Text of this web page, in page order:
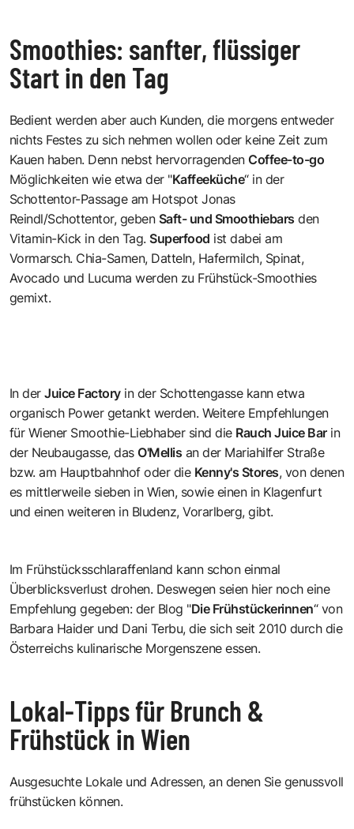
Smoothies: sanfter, flüssiger
Start in den Tag
Bedient werden aber auch Kunden, die morgens entweder
nichts Festes zu sich nehmen wollen oder keine Zeit zum
Kauen haben. Denn nebst hervorragendenCoffee-to-go
Möglichkeiten wie etwa der "Kaffeeküche“ in der
Schottentor-Passage am Hotspot Jonas
Reindl/Schottentor, geben Saft- und Smoothiebars den
Vitamin-Kick in den Tag.Superfood ist dabei am
Vormarsch. Chia-Samen, Datteln, Hafermilch, Spinat,
Avocado und Lucuma werden zu Frühstück-Smoothies
gemixt.
In derJuice Factory in der Schottengasse kann etwa
organisch Power getankt werden. Weitere Empfehlungen
für Wiener Smoothie-Liebhaber sind die Rauch Juice Bar in
der Neubaugasse, dasO'Mellis an der Mariahilfer Straße
bzw. am Hauptbahnhof oder die Kenny's Stores, von denen
es mittlerweile sieben in Wien, sowie einen in Klagenfurt
und einen weiteren in Bludenz, Vorarlberg, gibt.
Im Frühstücksschlaraffenland kann schon einmal
Überblicksverlust drohen. Deswegen seien hier noch eine
Empfehlung gegeben: der Blog "Die Frühstückerinnen“ von
Barbara Haider und Dani Terbu, die sich seit 2010 durch die
Österreichs kulinarische Morgenszene essen.
Lokal-Tipps für Brunch &
Frühstück in Wien
Ausgesuchte Lokale und Adressen, an denen Sie genussvoll
frühstücken können.